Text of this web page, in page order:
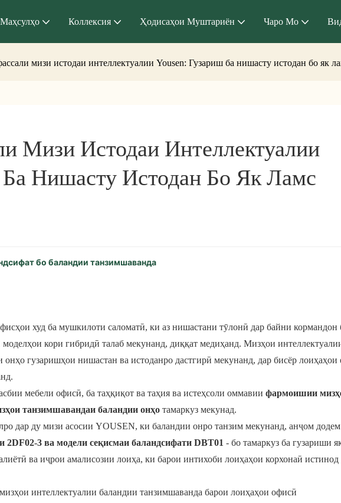
Маҳсулҳо Коллексия Ҳодисаҳои Муштариён Чаро Мо
мизи истодаи интеллектуалии Yousen: Гузариш ба нишасту истодан бо як
Мизи Истодаи Интеллектуалии
Нишасту Истодан Бо Як Ламс
бо баландии танзимшаванда
худ ба мушкилоти саломатӣ, ки аз нишастани тӯлонӣ дар байни кормандон
кори гибридӣ талаб мекунанд, диққат медиҳанд. Мизҳои
гузаришҳои нишастан ва истоданро дастгирӣ мекунанд, дар бисёр лоиҳаҳои
мебели офисӣ, ба таҳқиқот ва таҳия ва истеҳсоли оммавии фармоишии
танзимшавандаи баландии онҳотамаркуз мекунад.
дар ду мизи асосии YOUSEN, ки баландии онро танзим мекунанд, анҷом
2DF02-3 ва модели сеқисмаи баландсифати DBT01- бо тамаркуз ба гузариши
ва иҷрои амалисозии лоиҳа, ки барои интихоби лоиҳаҳои корхонаӣ